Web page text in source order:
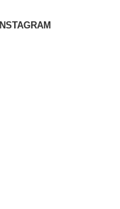
INSTAGRAM